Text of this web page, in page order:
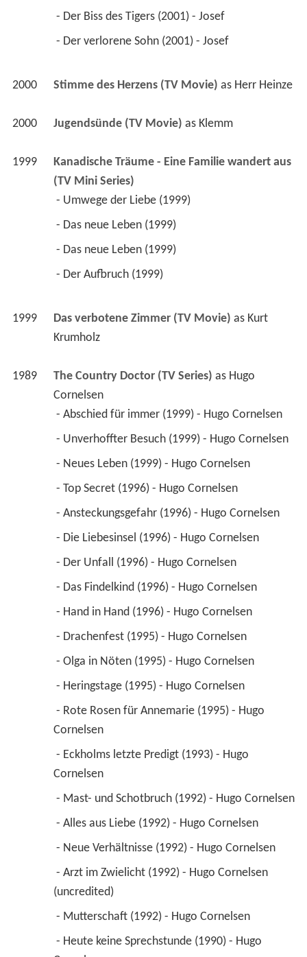
- Der Biss des Tigers (2001) - Josef
- Der verlorene Sohn (2001) - Josef
2000 Stimme des Herzens (TV Movie) as Herr Heinze
2000 Jugendsünde (TV Movie) as Klemm
1999
Kanadische Träume - Eine Familie wandert aus
(TV Mini Series)
- Umwege der Liebe (1999)
- Das neue Leben (1999)
- Das neue Leben (1999)
- Der Aufbruch (1999)
1999 Das verbotene Zimmer (TV Movie) as Kurt
Krumholz
1989 The Country Doctor (TV Series) as Hugo
Cornelsen
- Abschied für immer (1999) - Hugo Cornelsen
- Unverhoffter Besuch (1999) - Hugo Cornelsen
- Neues Leben (1999) - Hugo Cornelsen
- Top Secret (1996) - Hugo Cornelsen
- Ansteckungsgefahr (1996) - Hugo Cornelsen
- Die Liebesinsel (1996) - Hugo Cornelsen
- Der Unfall (1996) - Hugo Cornelsen
- Das Findelkind (1996) - Hugo Cornelsen
- Hand in Hand (1996) - Hugo Cornelsen
- Drachenfest (1995) - Hugo Cornelsen
- Olga in Nöten (1995) - Hugo Cornelsen
- Heringstage (1995) - Hugo Cornelsen
Cornelsen
Cornelsen
- Mast- und Schotbruch (1992) - Hugo Cornelsen
- Alles aus Liebe (1992) - Hugo Cornelsen
- Neue Verhältnisse (1992) - Hugo Cornelsen
(uncredited)
- Mutterschaft (1992) - Hugo Cornelsen